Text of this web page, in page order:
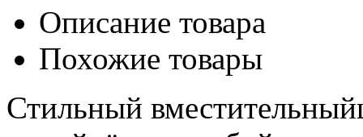
Описание товара
Похожие товары
Стильный